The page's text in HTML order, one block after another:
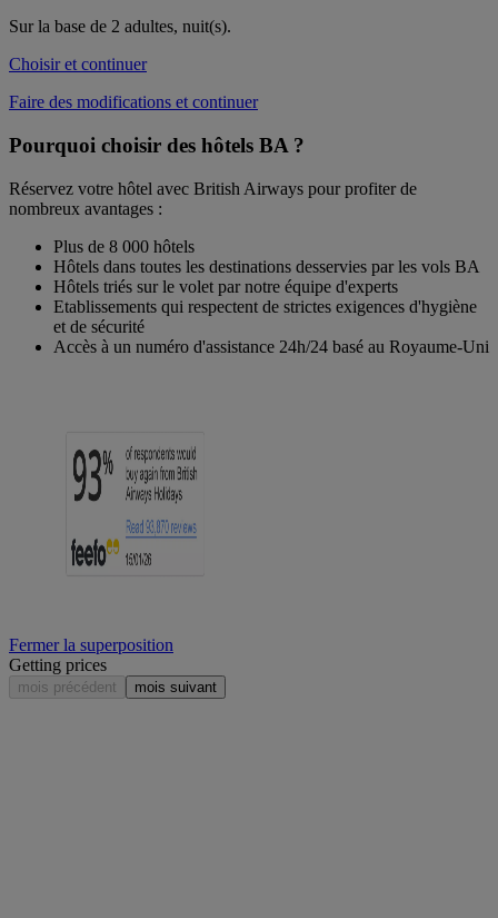
Sur la base de 2 adultes, nuit(s).
Choisir et continuer
Faire des modifications et continuer
Pourquoi choisir des hôtels BA ?
Réservez votre hôtel avec British Airways pour profiter de
nombreux avantages :
Plus de 8 000 hôtels
Hôtels dans toutes les destinations desservies par les vols BA
Hôtels triés sur le volet par notre équipe d'experts
Etablissements qui respectent de strictes exigences d'hygiène
et de sécurité
Accès à un numéro d'assistance 24h/24 basé au Royaume-Uni
Fermer la superposition
Getting prices
mois précédent mois suivant